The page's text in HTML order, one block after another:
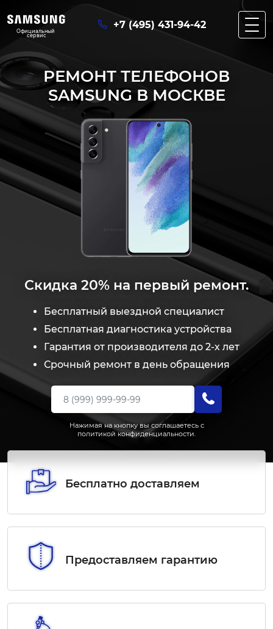
Официальный
сервис
+7 (495) 431-94-42
РЕМОНТ ТЕЛЕФОНОВ
SAMSUNG В МОСКВЕ
Скидка 20% на первый ремонт.
Бесплатный выездной специалист
Бесплатная диагностика устройства
Гарантия от производителя до 2-х лет
Срочный ремонт в день обращения
Нажимая на кнопку вы соглашаетесь с
политикой конфиденциальности.
Бесплатно доставляем
Предоставляем гарантию